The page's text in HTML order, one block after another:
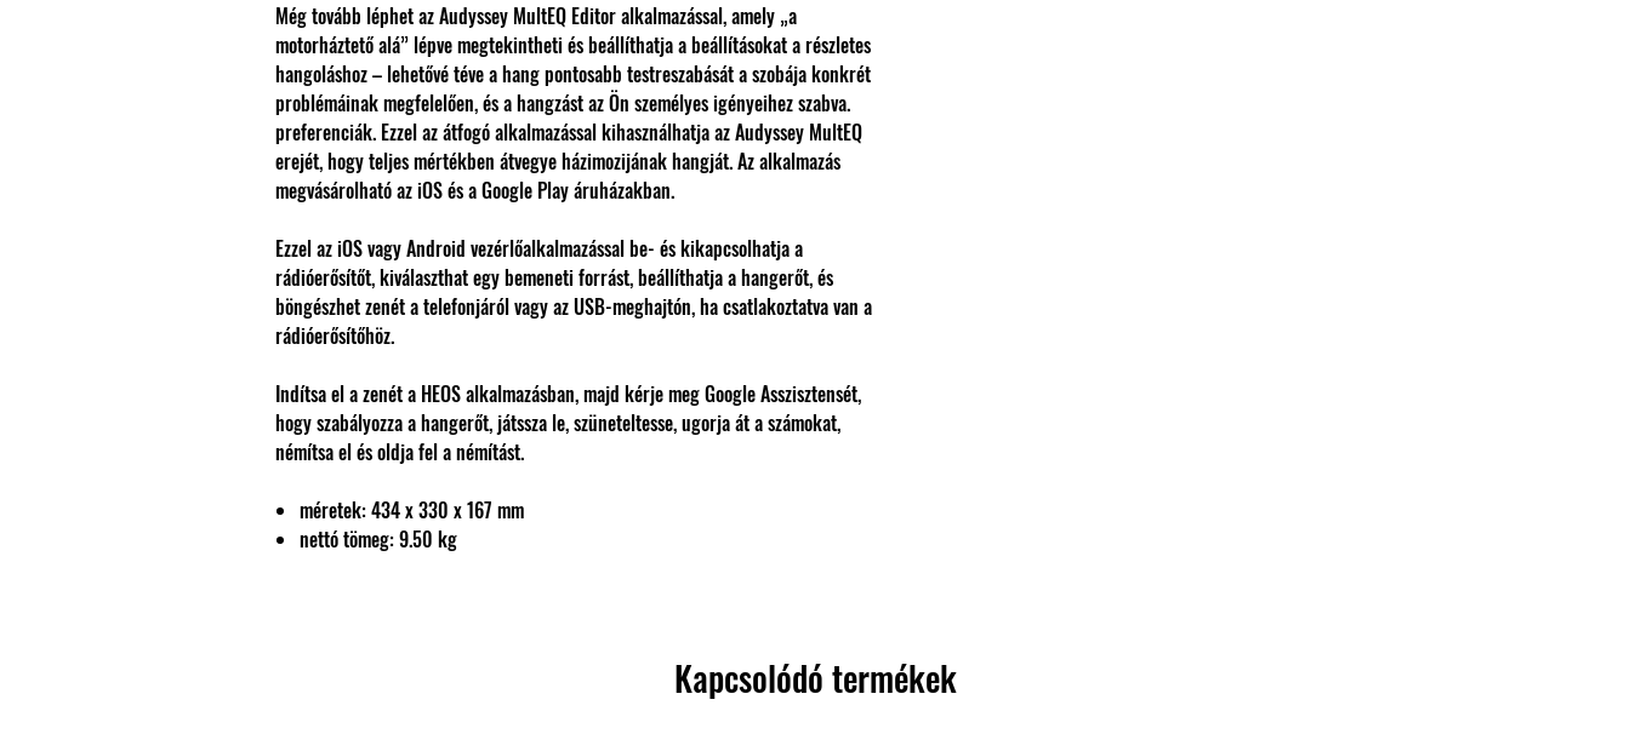
Még tovább léphet az Audyssey MultEQ Editor alkalmazással, amely „a
motorháztető alá” lépve megtekintheti és beállíthatja a beállításokat a részletes
hangoláshoz – lehetővé téve a hang pontosabb testreszabását a szobája konkrét
problémáinak megfelelően, és a hangzást az Ön személyes igényeihez szabva.
preferenciák. Ezzel az átfogó alkalmazással kihasználhatja az Audyssey MultEQ
erejét, hogy teljes mértékben átvegye házimozijának hangját. Az alkalmazás
megvásárolható az iOS és a Google Play áruházakban.
Ezzel az iOS vagy Android vezérlőalkalmazással be- és kikapcsolhatja a
rádióerősítőt, kiválaszthat egy bemeneti forrást, beállíthatja a hangerőt, és
böngészhet zenét a telefonjáról vagy az USB-meghajtón, ha csatlakoztatva van a
rádióerősítőhöz.
Indítsa el a zenét a HEOS alkalmazásban, majd kérje meg Google Asszisztensét,
hogy szabályozza a hangerőt, játssza le, szüneteltesse, ugorja át a számokat,
némítsa el és oldja fel a némítást.
méretek: 434 x 330 x 167 mm
nettó tömeg: 9.50 kg
Kapcsolódó termékek